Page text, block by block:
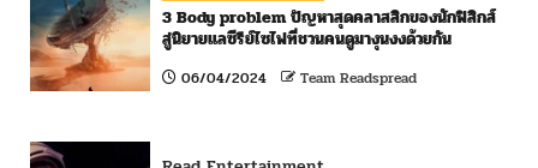
3 Body problem ปัญหาสุดคลาสสิกของนักฟิสิกส์
สู่นิยายแลซีรีย์ไซไฟที่ชวนคนดูมางุนงงด้วยกัน
06/04/2024 Team Readspread